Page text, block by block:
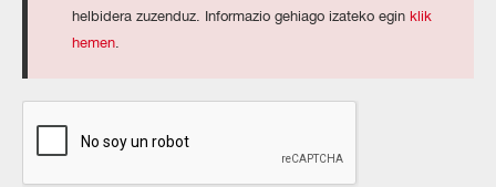
helbidera zuzenduz. Informazio gehiago izateko egin klik
hemen.